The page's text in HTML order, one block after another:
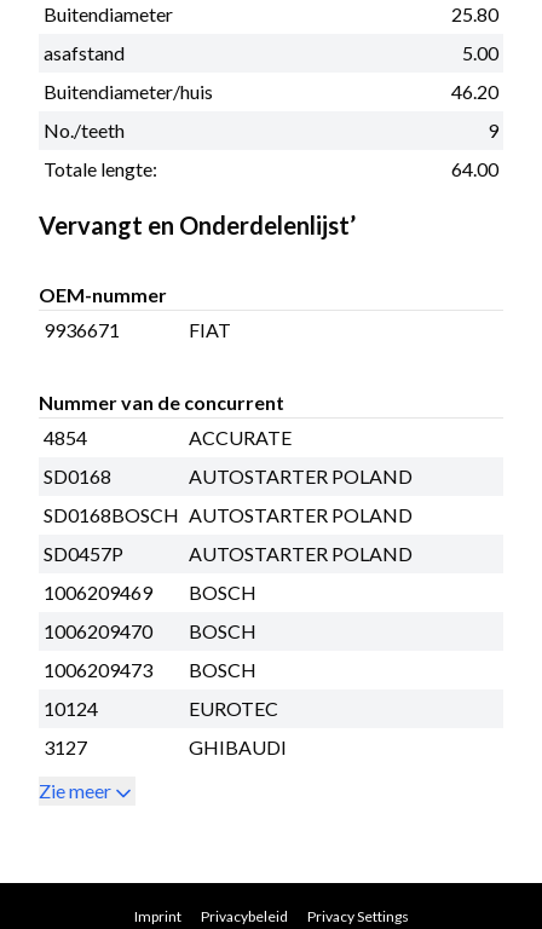
Buitendiameter
25.80
asafstand
5.00
Buitendiameter/huis
46.20
No./teeth
9
Totale lengte:
64.00
Vervangt en Onderdelenlijst’
OEM-nummer
9936671
FIAT
Nummer van de concurrent
4854
ACCURATE
SD0168
AUTOSTARTER POLAND
SD0168BOSCH AUTOSTARTER POLAND
SD0457P
AUTOSTARTER POLAND
1006209469
BOSCH
1006209470
BOSCH
1006209473
BOSCH
10124
EUROTEC
3127
GHIBAUDI
Zie meer
Imprint Privacybeleid Privacy Settings